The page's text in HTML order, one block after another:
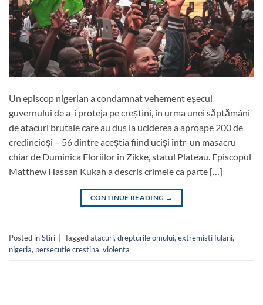
Un episcop nigerian a condamnat vehement eșecul
guvernului de a-i proteja pe creștini, în urma unei săptămâni
de atacuri brutale care au dus la uciderea a aproape 200 de
credincioși – 56 dintre aceștia fiind uciși într-un masacru
chiar de Duminica Floriilor în Zikke, statul Plateau. Episcopul
Matthew Hassan Kukah a descris crimele ca parte […]
CONTINUE READING →
Posted inStiri Taggedatacuri, drepturile omului, extremisti fulani,
nigeria, persecutie crestina, violenta